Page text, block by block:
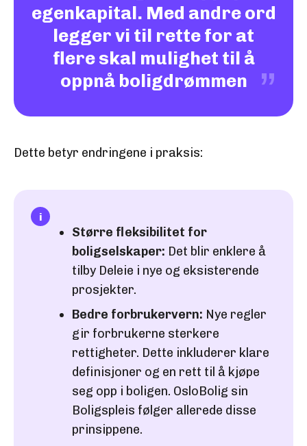
egenkapital. Med andre ord
legger vi til rette for at
flere skal mulighet til å
oppnå boligdrømmen
Dette betyr endringene i praksis:
Større fleksibilitet for
boligselskaper: Det blir enklere å
tilby Deleie i nye og eksisterende
prosjekter.
Bedre forbrukervern: Nye regler
gir forbrukerne sterkere
rettigheter. Dette inkluderer klare
definisjoner og en rett til å kjøpe
seg opp i boligen. OsloBolig sin
Boligspleis følger allerede disse
prinsippene.